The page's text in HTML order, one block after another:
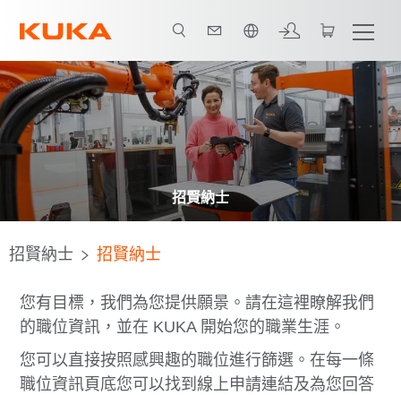
招賢納士
招賢納士 招賢納士
您有目標，我們為您提供願景。請在這裡瞭解我們
的職位資訊，並在 KUKA 開始您的職業生涯。
您可以直接按照感興趣的職位進行篩選。在每一條
職位資訊頁底您可以找到線上申請連結及為您回答